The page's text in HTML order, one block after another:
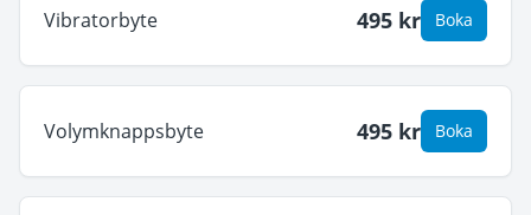
Vibratorbyte 495 kr Boka
Volymknappsbyte 495 kr Boka